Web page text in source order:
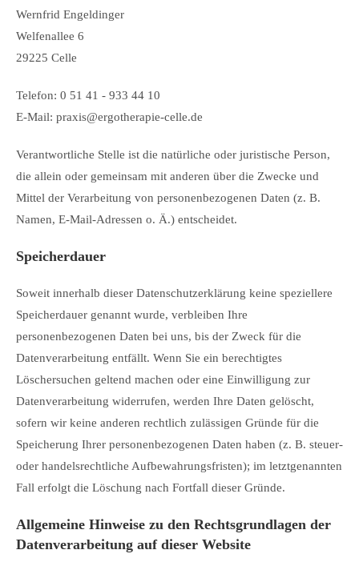
Wernfrid Engeldinger
Welfenallee 6
29225 Celle
Telefon: 0 51 41 - 933 44 10
E-Mail: praxis@ergotherapie-celle.de
Verantwortliche Stelle ist die natürliche oder juristische Person,
die allein oder gemeinsam mit anderen über die Zwecke und
Mittel der Verarbeitung von personenbezogenen Daten (z. B.
Namen, E-Mail-Adressen o. Ä.) entscheidet.
Speicherdauer
Soweit innerhalb dieser Datenschutzerklärung keine speziellere
Speicherdauer genannt wurde, verbleiben Ihre
personenbezogenen Daten bei uns, bis der Zweck für die
Datenverarbeitung entfällt. Wenn Sie ein berechtigtes
Löschersuchen geltend machen oder eine Einwilligung zur
Datenverarbeitung widerrufen, werden Ihre Daten gelöscht,
sofern wir keine anderen rechtlich zulässigen Gründe für die
Speicherung Ihrer personenbezogenen Daten haben (z. B. steuer-
oder handelsrechtliche Aufbewahrungsfristen); im letztgenannten
Fall erfolgt die Löschung nach Fortfall dieser Gründe.
Allgemeine Hinweise zu den Rechtsgrundlagen der
Datenverarbeitung auf dieser Website